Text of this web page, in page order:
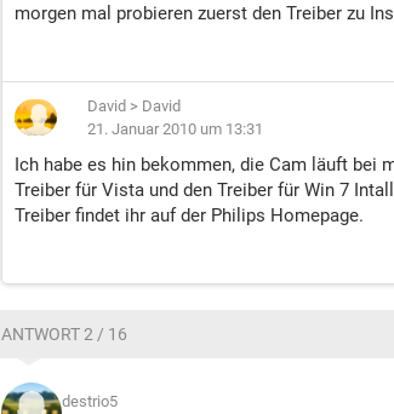
morgen mal probieren zuerst den Treiber zu
David > David
21. Januar 2010 um 13:31
Ich habe es hin bekommen, die Cam läuft bei
Treiber für Vista und den Treiber für Win 7
Treiber findet ihr auf der Philips Homepage.
ANTWORT 2 / 16
destrio5